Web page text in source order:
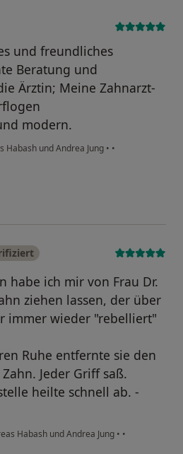
und freundliches
Beratung und
Ärztin; Meine Zahnarzt-
modern.
Habash und Andrea Jung • •
habe ich mir von Frau Dr.
ziehen lassen, der über
immer wieder "rebelliert"
Ruhe entfernte sie den
Jeder Griff saß.
heilte schnell ab. -
Habash und Andrea Jung • •